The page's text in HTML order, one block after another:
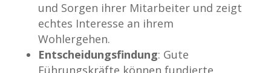
und Sorgen ihrer Mitarbeiter und zeigt
echtes Interesse an ihrem
Wohlergehen.
Entscheidungsfindung: Gute